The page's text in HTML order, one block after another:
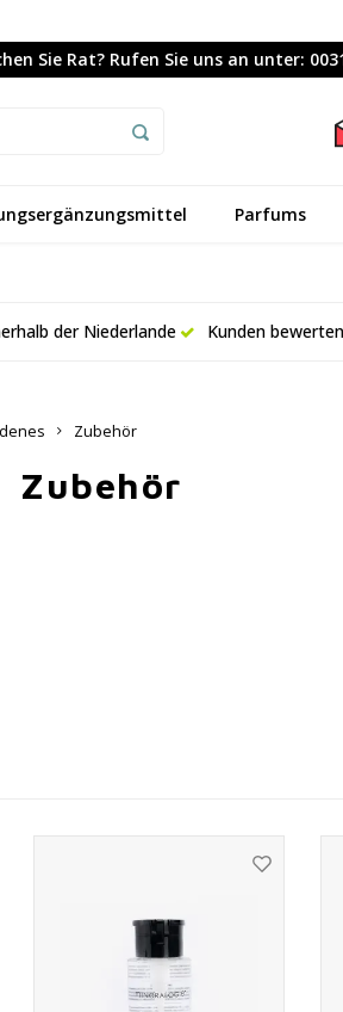
Sie Rat? Rufen Sie uns an unter:
Parfums
der Niederlande Kunden
Zubehör
Zubehör